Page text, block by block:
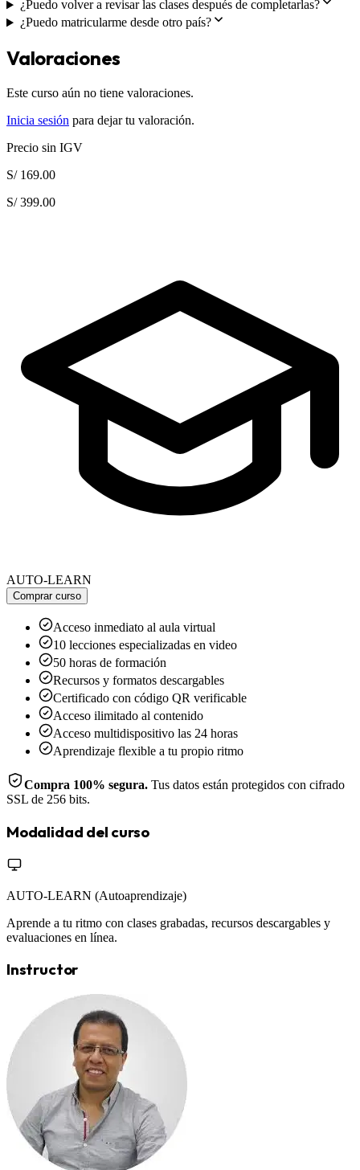
¿Puedo volver a revisar las clases después de completarlas?
¿Puedo matricularme desde otro país?
Valoraciones
Este curso aún no tiene valoraciones.
Inicia sesión para dejar tu valoración.
Precio sin IGV
S/ 169.00
S/ 399.00
AUTO-LEARN
Comprar curso
Acceso inmediato al aula virtual
10 lecciones especializadas en video
50 horas de formación
Recursos y formatos descargables
Certificado con código QR verificable
Acceso ilimitado al contenido
Acceso multidispositivo las 24 horas
Aprendizaje flexible a tu propio ritmo
Compra 100% segura. Tus datos están protegidos con cifrado
SSL de 256 bits.
Modalidad del curso
AUTO-LEARN (Autoaprendizaje)
Aprende a tu ritmo con clases grabadas, recursos descargables y
evaluaciones en línea.
Instructor